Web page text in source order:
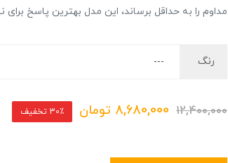
مداوم را به حداقل برساند، این مدل بهترین پاسخ
رنگ
12,400,000
8,680,000 تومان 30٪ تخفیف